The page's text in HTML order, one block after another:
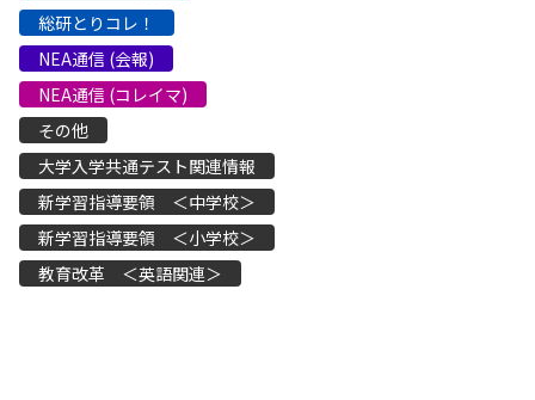
総研とりコレ！
NEA通信 (会報)
NEA通信 (コレイマ)
その他
大学入学共通テスト関連情報
新学習指導要領 ＜中学校＞
新学習指導要領 ＜小学校＞
教育改革 ＜英語関連＞